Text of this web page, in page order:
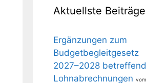
Aktuellste Beiträge
Ergänzungen zum
Budgetbegleitgesetz
2027–2028 betreffend
Lohnabrechnungen